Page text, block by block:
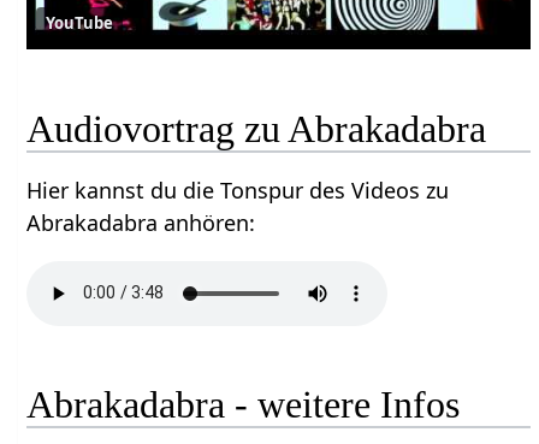
YouTube
Audiovortrag zu Abrakadabra
Hier kannst du die Tonspur des Videos zu
Abrakadabra anhören:
Abrakadabra - weitere Infos